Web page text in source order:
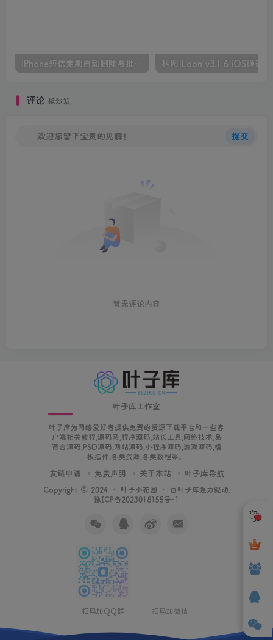
iPhone短信定期自动删除与批量删除。 科网|Loon v3.1.6 iOS砸壳版
评论 抢沙发
欢迎您留下宝贵的见解！ 提交
暂无评论内容
叶子库工作室
叶子库为网络爱好者提供免费的资源下载平台和一些客
户端相关教程,源码网,程序源码,站长工具,网络技术,易
语言源码,PSD源码,网站源码,小程序源码,游戏源码,模
板插件,各类资源,各类教程等。
友链申请 免责声明 关于本站 叶子库导航
Copyright © 2024 · 叶子小花园 · 由 叶子库强力驱动.
豫ICP备2023018155号-1
扫码加QQ群 扫码加微信